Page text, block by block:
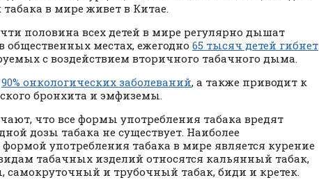
в мире живет в Китае.
половина всех детей в мире регулярно дышат
местах, ежегодно 65 тысяч детей гибнет
с воздействием вторичного табачного дыма.
90% онкологических заболеваний, а также приводит к
бронхита и эмфиземы.
что все формы употребления табака вредят
дозы табака не существует. Наиболее
употребления табака в мире является курение
табачных изделий относятся кальянный табак,
самокруточный и трубочный табак, биди и кретек.